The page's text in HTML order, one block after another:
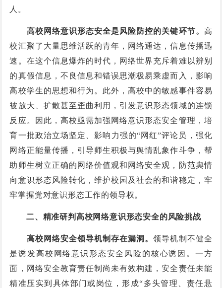
人。
高校网络意识形态安全是风险防控的关键环节。 高
校汇聚了大量思维活跃的青年，网络通达，信息传播迅
速。在这个信息爆炸的时代，网络世界充斥着难以辨别
的真假信息，不良信息和错误思潮极易乘虚而入，影响
高校学生的思想和行为。此外，高校中的敏感事件容易
被放大、扩散甚至歪曲利用，引发意识形态领域的连锁
反应。因此，高校亟需加强网络意识形态安全管理，培
育一批政治立场坚定、影响力强的“网红”评论员，强化
网络正能量传播，引导师生积极与舆情乱象作斗争，帮
助师生树立正确的网络价值观和网络安全观，防范舆情
向意识形态风险转化，维护校园及社会的和谐稳定，牢
牢掌握党对意识形态工作的领导权。
二、精准研判高校网络意识形态安全的风险挑战
高校网络安全领导机制存在漏洞。领导机制不健全
是诱发高校网络意识形态安全风险的核心诱因。一方
面，网络安全教育责任制尚未有效构建，安全责任未能
精准压实到具体部门或岗位，形成“多头管理、责任悬